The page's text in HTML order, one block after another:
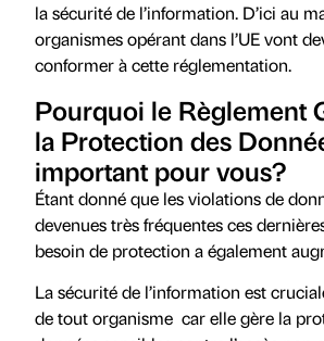
la sécurité de l’information. D’ici au
organismes opérant dans l’UE vont
conformer à cette réglementation.
Pourquoi le Règlement
la Protection des
important pour vous?
Étant donné que les violations de
devenues très fréquentes ces
besoin de protection a également
La sécurité de l’information est
de tout organisme car elle gère la